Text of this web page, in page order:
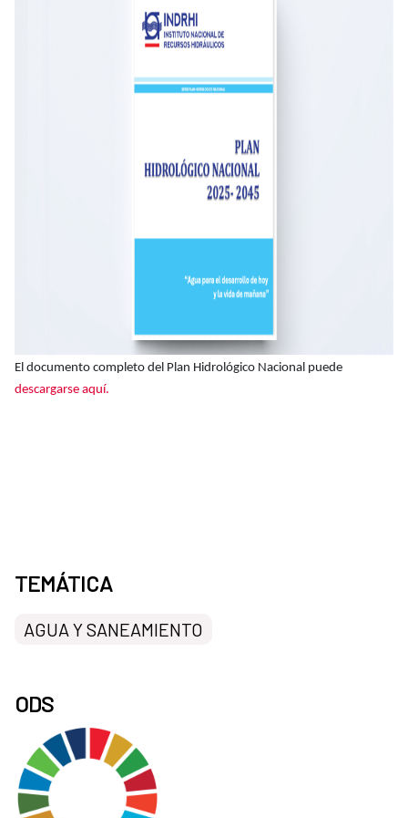
El documento completo del Plan Hidrológico Nacional puede
descargarse aquí.
TEMÁTICA
AGUA Y SANEAMIENTO
ODS